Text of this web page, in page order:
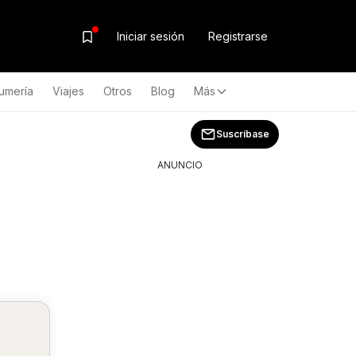
Iniciar sesión Registrarse
Viajes Otros Blog Más
Suscríbase
ANUNCIO